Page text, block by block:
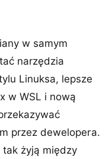
w samym
narzędzia
Linuksa, lepsze
w WSL i nową
przez dewelopera.
tak żyją między